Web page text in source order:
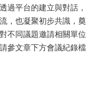
過平台的建立與對話，
，也凝聚初步共識，奠
不同議題邀請相關單位
參文章下方會議紀錄檔